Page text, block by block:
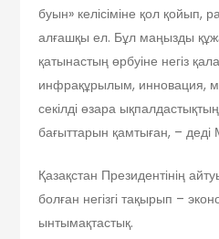
буын» келісіміне қол қойып,
алғашқы ел. Бұл маңызды
қатынастың өрбуіне негіз
инфрақұрылым, инновация,
секілді өзара
бағыттарын қамтыған, –
Қазақстан Президентінің
болған негізгі тақырып –
ынтымақтастық.